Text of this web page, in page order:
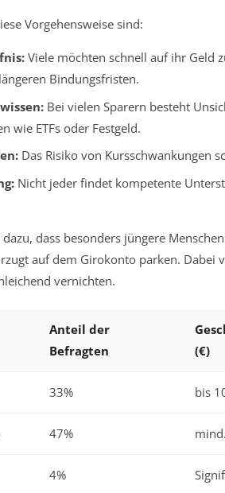
Vorgehensweise sind:
Viele möchten schnell auf ihr Geld
Bindungsfristen.
Bei vielen Sparern besteht
wie ETFs oder Festgeld.
Das Risiko von Kursschwankungen
Nicht jeder findet kompetente
dass besonders jüngere
auf dem Girokonto parken. Dabei
vernichten.
Anteil der
Befragten
(€)
33% bis
47%
4%